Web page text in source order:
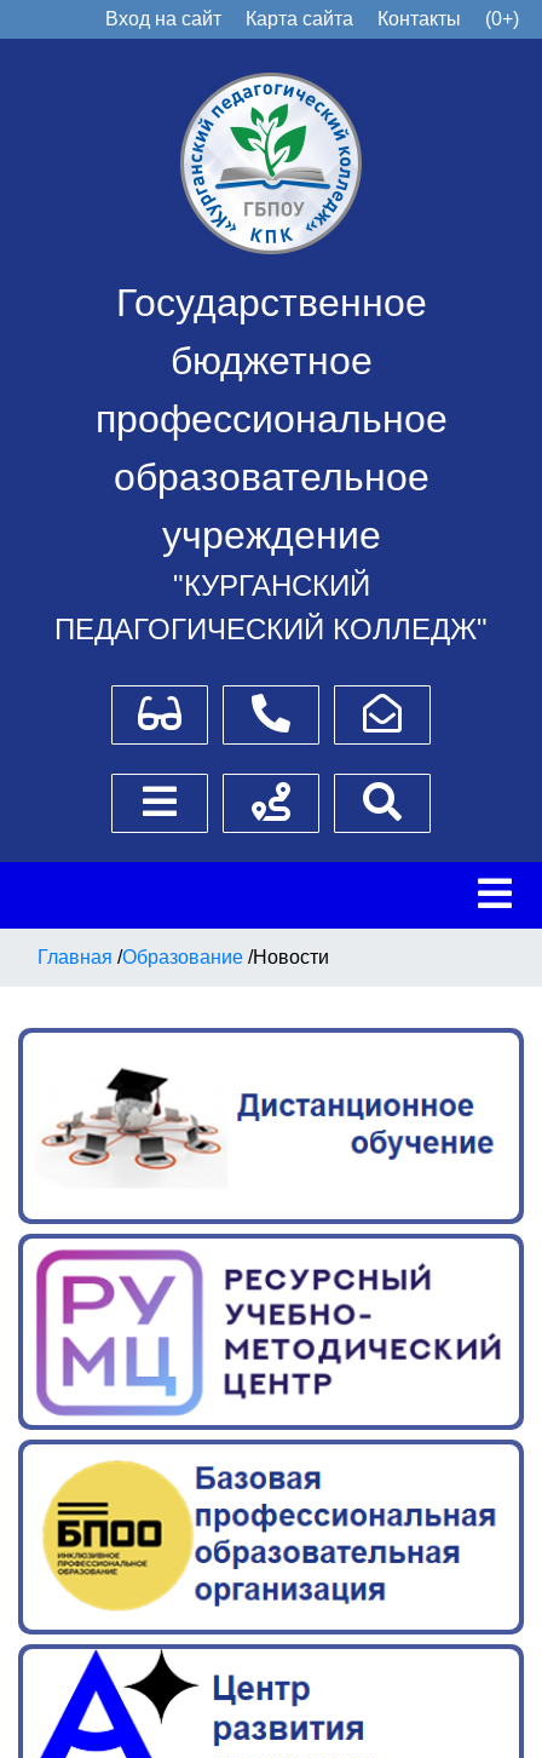
Вход на сайт Карта сайта Контакты (0+)
Государственное
бюджетное
профессиональное
образовательное
учреждение
"КУРГАНСКИЙ
ПЕДАГОГИЧЕСКИЙ КОЛЛЕДЖ"
Для слабовидящихТелефоныНаписать обращение
Боковое менюСхема проезда
Главная /Образование /Новости